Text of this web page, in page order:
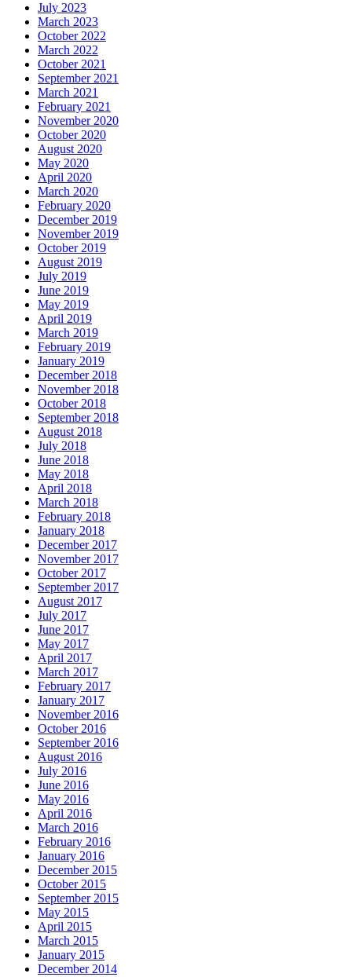
July 2023
March 2023
October 2022
March 2022
October 2021
September 2021
March 2021
February 2021
November 2020
October 2020
August 2020
May 2020
April 2020
March 2020
February 2020
December 2019
November 2019
October 2019
August 2019
July 2019
June 2019
May 2019
April 2019
March 2019
February 2019
January 2019
December 2018
November 2018
October 2018
September 2018
August 2018
July 2018
June 2018
May 2018
April 2018
March 2018
February 2018
January 2018
December 2017
November 2017
October 2017
September 2017
August 2017
July 2017
June 2017
May 2017
April 2017
March 2017
February 2017
January 2017
November 2016
October 2016
September 2016
August 2016
July 2016
June 2016
May 2016
April 2016
March 2016
February 2016
January 2016
December 2015
October 2015
September 2015
May 2015
April 2015
March 2015
January 2015
December 2014